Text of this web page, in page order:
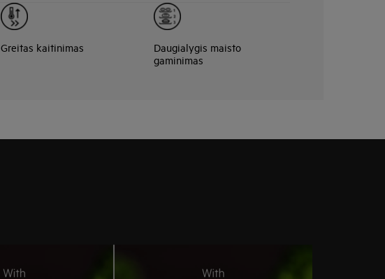
Greitas kaitinimas
Daugialygis maisto
gaminimas